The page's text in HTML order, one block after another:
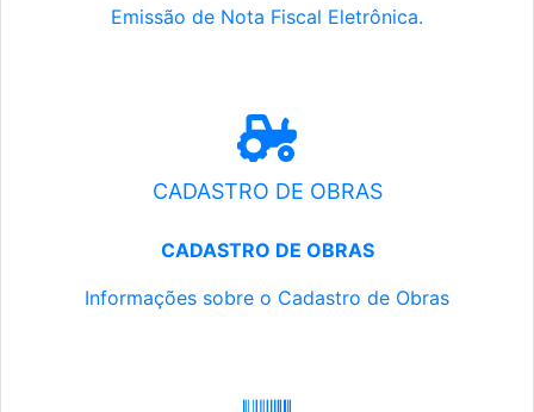
Emissão de Nota Fiscal Eletrônica.
CADASTRO DE OBRAS
CADASTRO DE OBRAS
Informações sobre o Cadastro de Obras